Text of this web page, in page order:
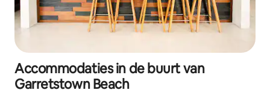
Accommodaties in de buurt van
Garretstown Beach